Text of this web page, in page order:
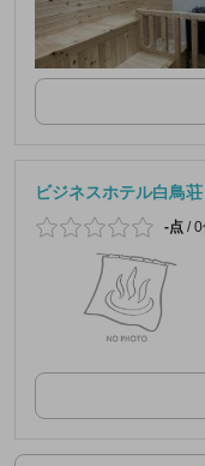
ビジネスホテル白鳥荘
-点 /0